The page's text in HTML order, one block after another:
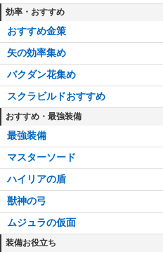
効率・おすすめ
おすすめ金策
矢の効率集め
バクダン花集め
スクラビルドおすすめ
おすすめ・最強装備
最強装備
マスターソード
ハイリアの盾
獣神の弓
ムジュラの仮面
装備お役立ち